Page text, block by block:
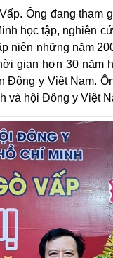
Ông đang tham
học tập, nghiên
niên những năm
gian hơn 30 năm
Đông y Việt Nam.
và hội Đông y Việt